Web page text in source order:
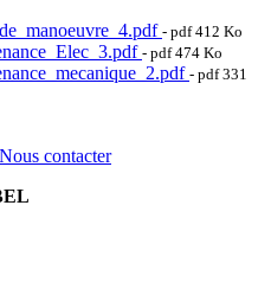
- pdf412 Ko
- pdf474 Ko
- pdf331
Nous contacter